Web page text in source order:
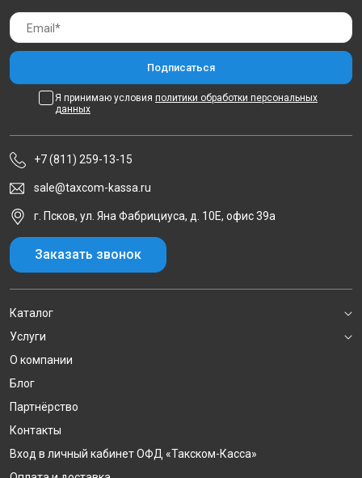
Я принимаю условия политики обработки персональных
данных
+7 (811) 259-13-15
sale@taxcom-kassa.ru
г. Псков, ул. Яна Фабрициуса, д. 10Е, офис 39а
Заказать звонок
Каталог
Услуги
О компании
Блог
Партнёрство
Контакты
Вход в личный кабинет ОФД «Такском-Касса»